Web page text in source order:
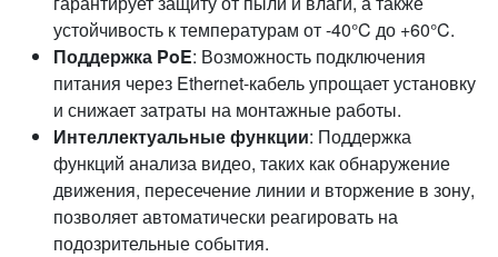
устойчивость к температурам от -40°C до +60°C.
Поддержка PoE: Возможность подключения
питания через Ethernet-кабель упрощает установку
и снижает затраты на монтажные работы.
Интеллектуальные функции: Поддержка
функций анализа видео, таких как обнаружение
движения, пересечение линии и вторжение в зону,
позволяет автоматически реагировать на
подозрительные события.